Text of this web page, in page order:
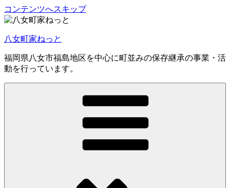
コンテンツへスキップ
八女町家ねっと
福岡県八女市福島地区を中心に町並みの保存継承の事業・活
動を行っています。